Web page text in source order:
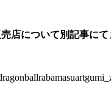
店について別記事にて